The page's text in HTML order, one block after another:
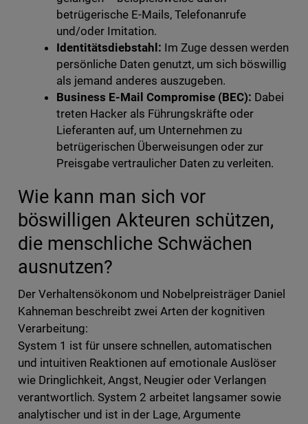
betrügerische E-Mails, Telefonanrufe
und/oder Imitation.
Identitätsdiebstahl: Im Zuge dessen werden
persönliche Daten genutzt, um sich böswillig
als jemand anderes auszugeben.
Business E-Mail Compromise (BEC): Dabei
treten Hacker als Führungskräfte oder
Lieferanten auf, um Unternehmen zu
betrügerischen Überweisungen oder zur
Preisgabe vertraulicher Daten zu verleiten.
Wie kann man sich vor
böswilligen Akteuren schützen,
die menschliche Schwächen
ausnutzen?
Der Verhaltensökonom und Nobelpreisträger Daniel
Kahneman beschreibt zwei Arten der kognitiven
Verarbeitung:
System 1 ist für unsere schnellen, automatischen
und intuitiven Reaktionen auf emotionale Auslöser
wie Dringlichkeit, Angst, Neugier oder Verlangen
verantwortlich. System 2 arbeitet langsamer sowie
analytischer und ist in der Lage, Argumente